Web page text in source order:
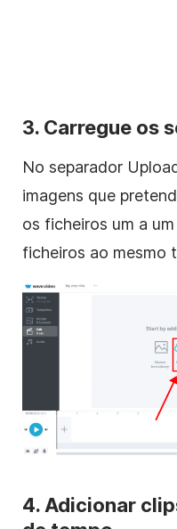
3. Carregue os
No separador
imagens que
os ficheiros um a
ficheiros ao mesmo
4. Adicionar